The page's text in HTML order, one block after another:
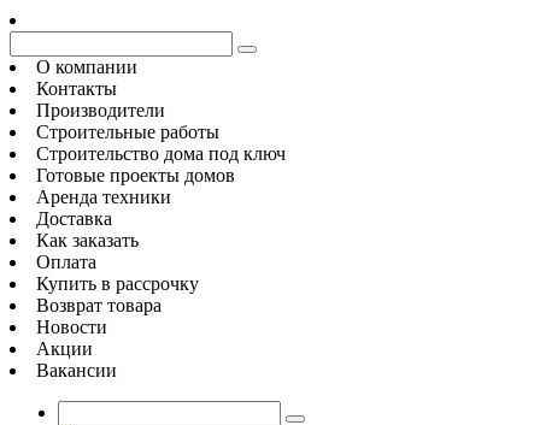
О компании
Контакты
Производители
Строительные работы
Строительство дома под ключ
Готовые проекты домов
Аренда техники
Доставка
Как заказать
Оплата
Купить в рассрочку
Возврат товара
Новости
Акции
Вакансии